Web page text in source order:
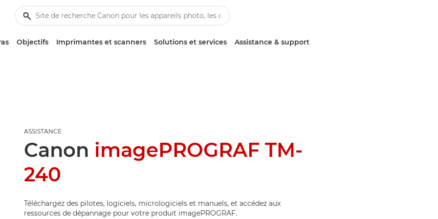
Objectifs Imprimantes et scanners Solutions et services Assistance & support
ASSISTANCE
Canon imagePROGRAF TM-
240
Téléchargez des pilotes, logiciels, micrologiciels et manuels, et accédez aux
ressources de dépannage pour votre produit imagePROGRAF.